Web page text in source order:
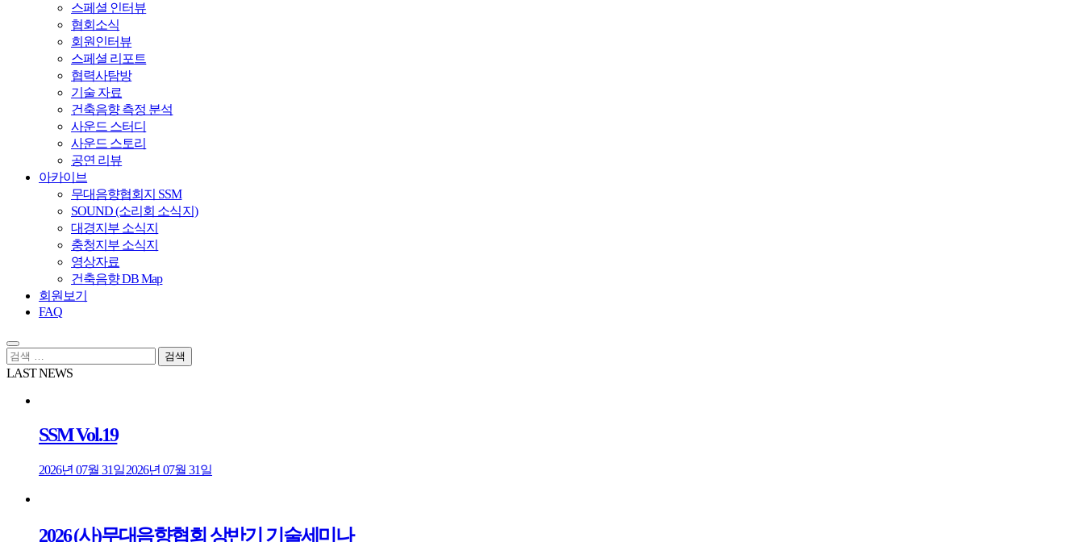
스페셜 인터뷰
협회소식
회원인터뷰
스페셜 리포트
협력사탐방
기술 자료
건축음향 측정 분석
사운드 스터디
사운드 스토리
공연 리뷰
아카이브
무대음향협회지 SSM
SOUND (소리회 소식지)
대경지부 소식지
충청지부 소식지
영상자료
건축음향 DB Map
회원보기
FAQ
검
색:
LAST NEWS
SSM Vol.19
2026년 07월 31일2026년 07월 31일
2026 (사)무대음향협회 상반기 기술세미나